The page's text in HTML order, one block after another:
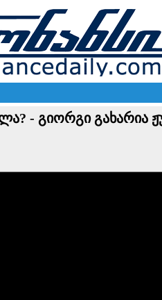
- გიორგი გახარია